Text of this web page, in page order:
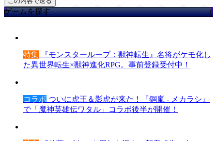
ゲームを探す
特集 『モンスターループ：獣神転生』名将がケモ化し
た異世界転生×獣神進化RPG。事前登録受付中！
コラボ ついに虎王＆影虎が来た！『鋼嵐 - メカラシ』
で「魔神英雄伝ワタル」コラボ後半が開催！